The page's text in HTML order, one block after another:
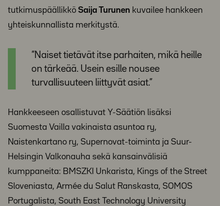
tutkimuspäällikkö Saija Turunen kuvailee hankkeen
yhteiskunnallista merkitystä.
”Naiset tietävät itse parhaiten, mikä heille
on tärkeää. Usein esille nousee
turvallisuuteen liittyvät asiat.”
Hankkeeseen osallistuvat Y-Säätiön lisäksi
Suomesta Vailla vakinaista asuntoa ry,
Naistenkartano ry, Supernovat-toiminta ja Suur-
Helsingin Valkonauha sekä kansainvälisiä
kumppaneita: BMSZKI Unkarista, Kings of the Street
Sloveniasta, Armée du Salut Ranskasta, SOMOS
Portugalista, South East Technology University